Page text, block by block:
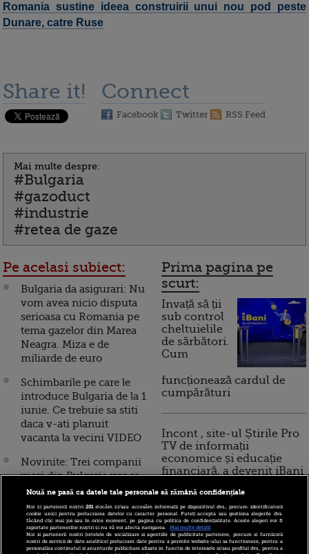
Romania sustine ideea construirii unui nou pod peste
Dunare, catre Ruse
Share it! Connect
Facebook Twitter RSS Feed
Mai multe despre:
#Bulgaria
#gazoduct
#industrie
#retea de gaze
Pe acelasi subiect:
Bulgaria da asigurari: Nu
vom avea nicio disputa
serioasa cu Romania pe
tema gazelor din Marea
Neagra. Miza e de
miliarde de euro
Schimbarile pe care le
introduce Bulgaria de la 1
iunie. Ce trebuie sa stiti
daca v-ati planuit
vacanta la vecini VIDEO
Novinite: Trei companii
mari din Bulgaria vor sa
se listeze la Bursa din
Bucuresti
Romania si Bulgaria
invita patru tari din
Prima pagina pe
scurt:
Invață să ții
sub control
cheltuielile
de sărbători.
Cum
funcționează cardul de
cumpărături
Incont , site-ul Știrile Pro
TV de informații
economice și educație
financiară, a devenit iBani
10 reguli pentru decizii
financiare inteligente
Nouă ne pasă ca datele tale personale să rămână confidențiale
Noi și partenerii noștri201stocăm și/sau accesăm informații pe dispozitivul dvs., precum identificatorii
cookie unici pentru prelucrarea datelor cu caracter personal. Puteți accepta sau gestiona alegerile dvs.
făcând clic mai jos sau în orice moment, pe pagina cu politica de confidențialitate. Aceste alegeri vor fi
raportate partenerilor noștri și nu vă vor afecta navigarea.
Mai multe detalii
Noi si partenerii nostri (retelele de socializare si agentiile de publicitate partenere, precum si furnizorii
nostri de servicii de date analitice) prelucram date pentru a permite website-ului sa functioneze, pentru a
personaliza continutul si anunturile publicitare afisate in functie de interesele si/sau profilul dvs., pentru a